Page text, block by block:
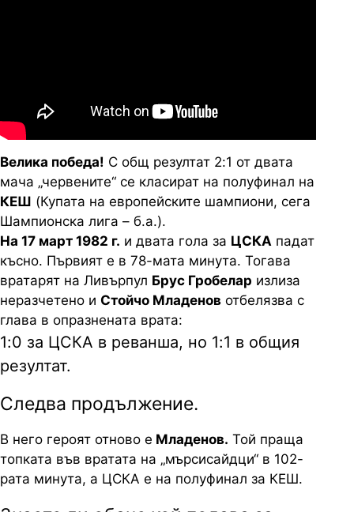
Велика победа! С общ резултат 2:1 от двата
мача „червените“ се класират на полуфинал на
КЕШ (Купата на европейските шампиони, сега
Шампионска лига – б.а.).
На 17 март 1982 г. и двата гола за ЦСКА падат
късно. Първият е в 78-мата минута. Тогава
вратарят на Ливърпул Брус Гробелар излиза
неразчетено и Стойчо Младенов отбелязва с
глава в опразнената врата:
1:0 за ЦСКА в реванша, но 1:1 в общия
резултат.
Следва продължение.
В него героят отново е Младенов. Той праща
топката във вратата на „мърсисайдци“ в 102-
рата минута, а ЦСКА е на полуфинал за КЕШ.